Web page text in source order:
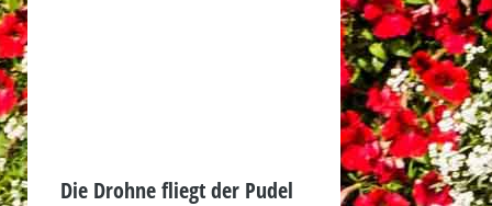
Die Drohne fliegt der Pudel